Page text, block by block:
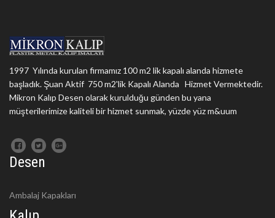
1997 Yılında kurulan firmamız 100 m2 lik kapalı alanda hizmete
başladık. Şuan Aktif 750 m2'lik Kapalı Alanda Hizmet Vermektedir.
Mikron Kalıp Desen olarak kurulduğu günden bu yana
müşterilerimize kaliteli bir hizmet sunmak, yüzde yüz m&uum
Desen
Ambalaj Kapakları